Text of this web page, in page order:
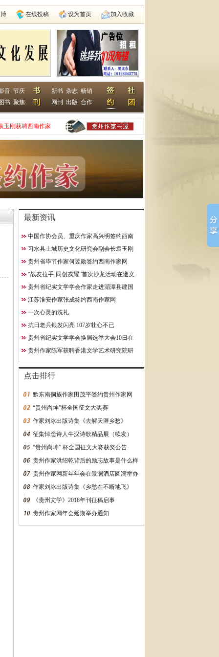
在线投稿 设为首页 加入收藏
音 节庆
书 聚焦
新书 杂志 畅销
网刊
出版 合作
玉刚获聘西南作家
遵义启动
建国学校
日在贵阳成功举行
西南作家网
最新资讯
中国作协会员、重庆作家高兴明签约西南
作家网
习水县土城历史文化研究会副会长袁玉刚
获聘西南作家网终身特聘专
贵州省毕节作家何翌勋签约西南作家网
“战友拉手·同创戎耀”首次沙龙活动在遵义
启动贵州省纪实文学学会作家走进湄潭县建国
学校江苏淮安作家张成签约西南作家网
一次心灵的洗礼
抗日老兵银发闪亮 107岁壮心不已
贵州省纪实文学学会换届选举大会10日在
贵阳成功举行
贵州作家陈军获聘香港文学艺术研究院研
究员
点击排行
黔东南侗族作家田茂平签约贵州作家网
“贵州尚坤”杯全国征文大奖赛
作家刘冰出版诗集《去解天涯乡愁》
征集悼念诗人牛汉诗歌精品展（续发）
“贵州尚坤” 杯全国征文大赛获奖公告
贵州作家洪绍乾背后的励志故事是什么样
的？万字长文告诉你
贵州作家网新年年会在景澜酒店圆满举办
作家刘冰出版诗集《乡愁在不断地飞》
《贵州文学》2018年刊征稿启事
贵州作家网年会延期举办通知